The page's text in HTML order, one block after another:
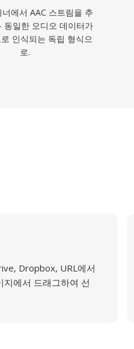
에서 AAC 스트림을 추
일한 오디오 데이터가
인식되는 독립 형식으
로.
Dropbox, URL에서
지에서 드래그하여 선